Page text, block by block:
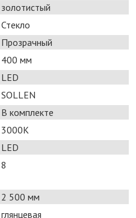
золотистый
Стекло
Прозрачный
400 мм
LED
SOLLEN
В комплекте
3000K
LED
8
2 500 мм
глянцевая